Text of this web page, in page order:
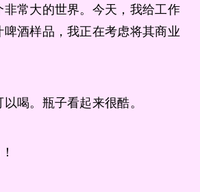
常大的世界。今天，我给工作
酒样品，我正在考虑将其商业
喝。瓶子看起来很酷。